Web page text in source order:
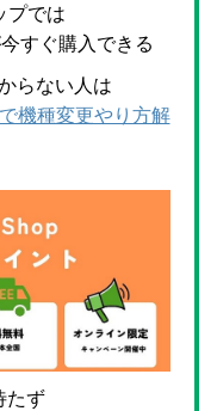
プでは
すぐ購入できる
らない人は
機種変更やり方解
たず